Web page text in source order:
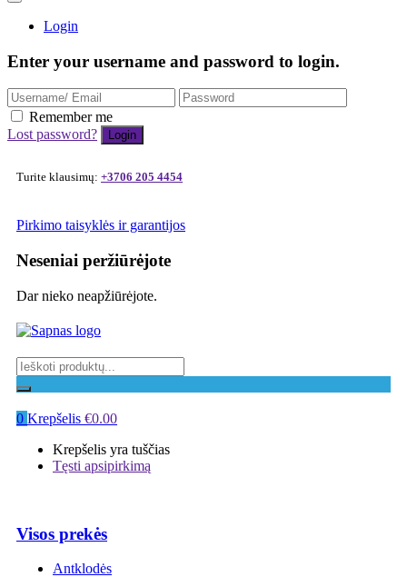
Login
Enter your username and password to login.
Remember me
Lost password?
Turite klausimų: +3706 205 4454
Pirkimo taisyklės ir garantijos
Neseniai peržiūrėjote
Dar nieko neapžiūrėjote.
0 Krepšelis €0.00
Krepšelis yra tuščias
Tęsti apsipirkimą
Visos prekės
Antklodės